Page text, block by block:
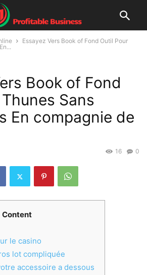
Essayez Vers Book of Fond Outil Pour
Book of Fond
Sans
En compagnie de
0
16
Content
le casino
lot compliquée
accessoire a dessous